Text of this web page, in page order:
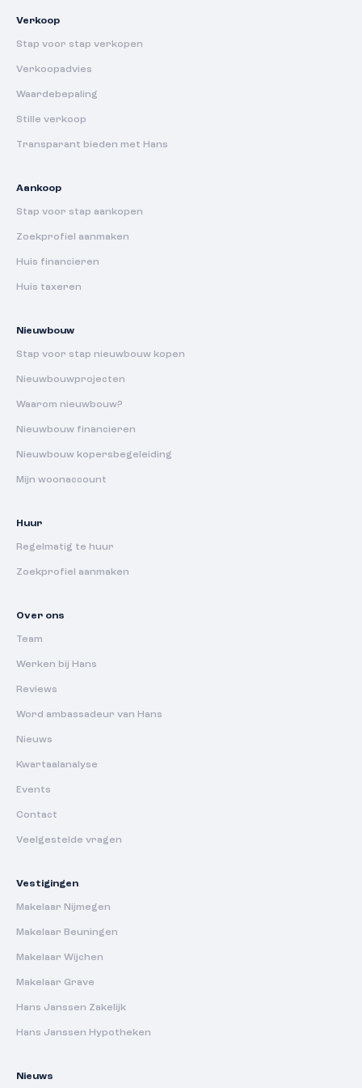
Verkoop
Stap voor stap verkopen
Verkoopadvies
Waardebepaling
Stille verkoop
Transparant bieden met Hans
Aankoop
Stap voor stap aankopen
Zoekprofiel aanmaken
Huis financieren
Huis taxeren
Nieuwbouw
Stap voor stap nieuwbouw kopen
Nieuwbouwprojecten
Waarom nieuwbouw?
Nieuwbouw financieren
Nieuwbouw kopersbegeleiding
Mijn woonaccount
Huur
Regelmatig te huur
Zoekprofiel aanmaken
Over ons
Team
Werken bij Hans
Reviews
Word ambassadeur van Hans
Nieuws
Kwartaalanalyse
Events
Contact
Veelgestelde vragen
Vestigingen
Makelaar Nijmegen
Makelaar Beuningen
Makelaar Wijchen
Makelaar Grave
Hans Janssen Zakelijk
Hans Janssen Hypotheken
Nieuws